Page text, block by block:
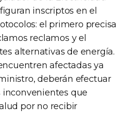
inscriptos en el
el primero precisa
reclamos y el
alternativas de energía.
afectadas ya
deberán efectuar
inconvenientes que
por no recibir